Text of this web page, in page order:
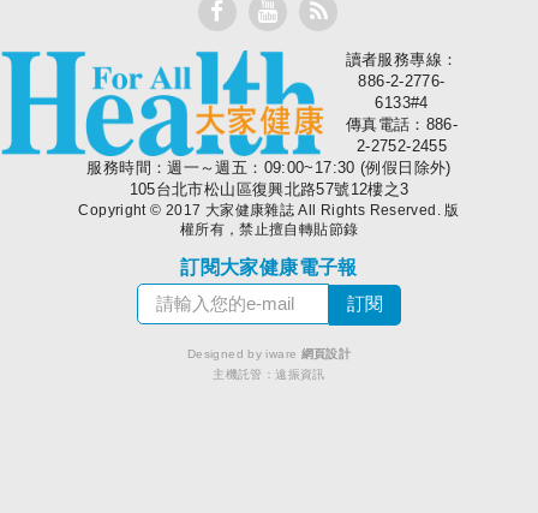
大家健康
讀者服務專線：
886-2-2776-
6133#4
傳真電話：886-
2-2752-2455
服務時間：週一～週五：09:00~17:30 (例假日除外)
105台北市松山區復興北路57號12樓之3
Copyright © 2017 大家健康雜誌 All Rights Reserved. 版
權所有，禁止擅自轉貼節錄
訂閱大家健康電子報
Designed by iware 網頁設計
主機託管：遠振資訊